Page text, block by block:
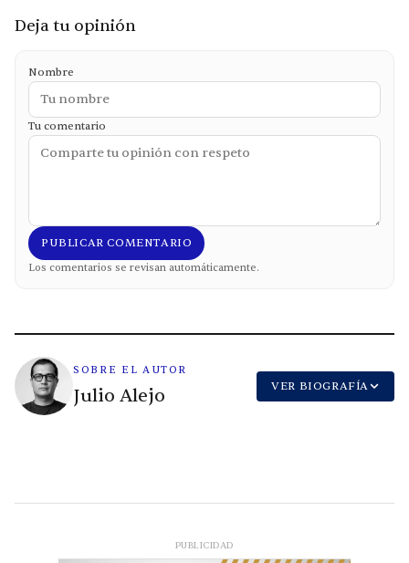
Deja tu opinión
Nombre
Tu comentario
PUBLICAR COMENTARIO
Los comentarios se revisan automáticamente.
SOBRE EL AUTOR
Julio Alejo VER BIOGRAFÍA
PUBLICIDAD